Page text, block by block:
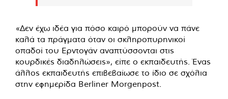
«Δεν έχω ιδέα για πόσο καιρό μπορούν να πάνε
καλά τα πράγματα όταν οι σκληροπυρηνικοί
οπαδοί του Ερντογάν αναπτύσσονται στις
κουρδικές διαδηλώσεις», είπε ο εκπαιδευτής. Ένας
άλλος εκπαιδευτής επιβεβαίωσε το ίδιο σε σχόλια
στην εφημερίδα Berliner Morgenpost.